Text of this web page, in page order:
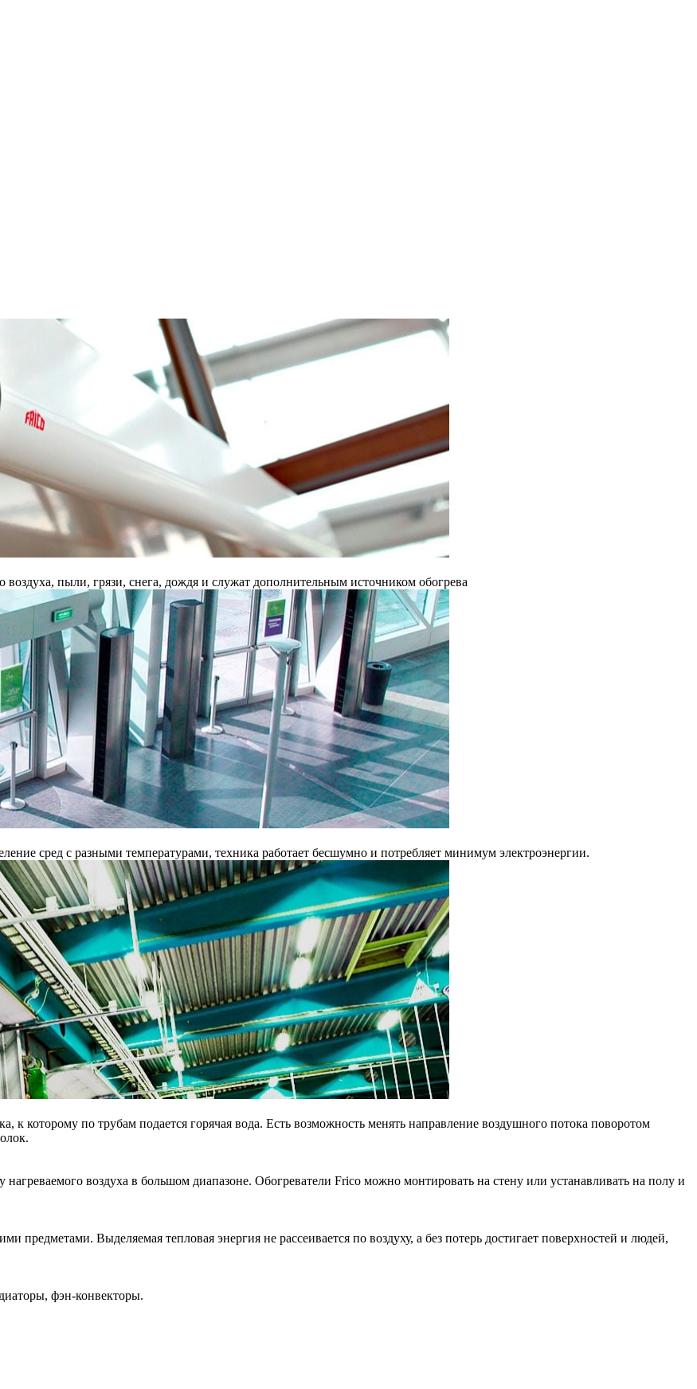
пыли, грязи, снега, дождя и служат дополнительным источником обогрева
сред с разными температурами, техника работает бесшумно и потребляет минимум электроэнергии.
к которому по трубам подается горячая вода. Есть возможность менять направление воздушного потока поворотом
нагреваемого воздуха в большом диапазоне. Обогреватели Frico можно монтировать на стену или устанавливать на полу и
предметами. Выделяемая тепловая энергия не рассеивается по воздуху, а без потерь достигает поверхностей и людей,
фэн-конвекторы.